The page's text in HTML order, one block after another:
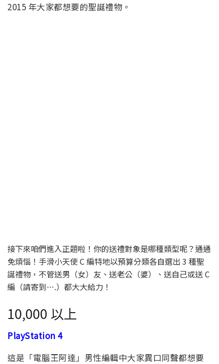
2015 年大家都想要的聖誕禮物。
接下來咱們進入正題啦！你的送禮對象是哪種類型呢？通通
免煩惱！手滑小天使 C 編特地以預算分類各自選出 3 種聖
誕禮物，不管送男（女）友、送老公（婆）、送自己或送 C
編（請寄到….）都大大給力！
10,000 以上
PlayStation 4
這是「電腦王阿達」男性編輯中大家異口同聲都想要